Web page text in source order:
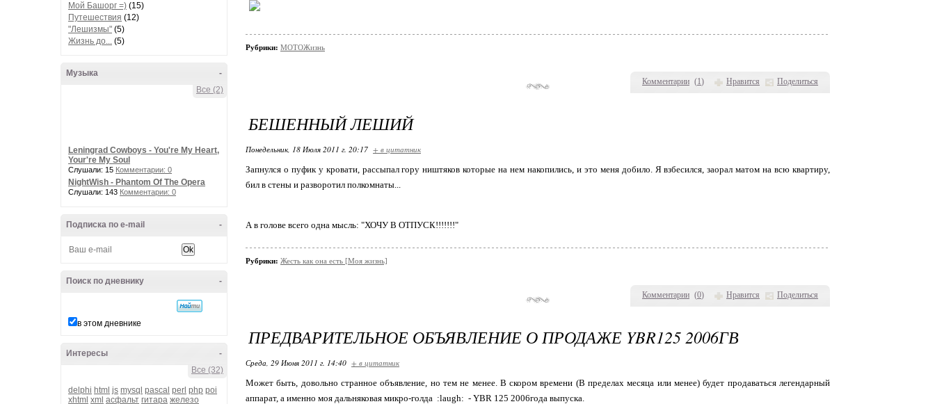
Мой Башорг =) (15)
Путешествия (12)
"Лешизмы" (5)
Жизнь до... (5)
-
Музыка
Все (2)
Leningrad Cowboys - You're My Heart,
Your're My Soul
Слушали: 15 Комментарии: 0
NightWish - Phantom Of The Opera
Слушали: 143 Комментарии: 0
-
Подписка по e-mail
-
Поиск по дневнику
в этом дневнике
-
Интересы
Все (32)
delphi html js mysql pascal perl php poi
xhtml xml асфальт гитара железо
Комментарии (1) Нравится Поделиться
Рубрики: МОТОЖизнь
Комментарии (0) Нравится Поделиться
БЕШЕННЫЙ ЛЕШИЙ
Понедельник, 18 Июля 2011 г. 20:17 + в цитатник
Запнулся о пуфик у кровати, рассыпал гору ништяков которые на нем накопились, и это меня добило. Я взбесился, заорал матом на всю квартиру,
бил в стены и разворотил полкомнаты...
А в голове всего одна мысль: "ХОЧУ В ОТПУСК!!!!!!!"
Рубрики: Жесть как она есть [Моя жизнь]
ПРЕДВАРИТЕЛЬНОЕ ОБЪЯВЛЕНИЕ О ПРОДАЖЕ YBR125 2006ГВ
Среда, 29 Июня 2011 г. 14:40 + в цитатник
Может быть, довольно странное объявление, но тем не менее. В скором времени (В пределах месяца или менее) будет продаваться легендарный
аппарат, а именно моя дальняковая микро-голда :laugh: - YBR 125 2006года выпуска.